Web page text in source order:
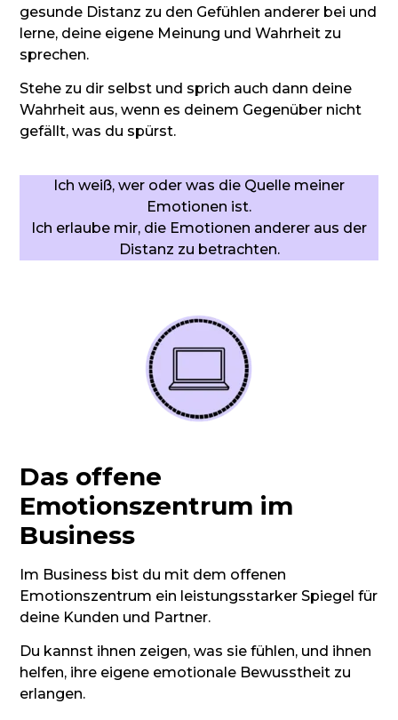
gesunde Distanz zu den Gefühlen anderer bei und
lerne, deine eigene Meinung und Wahrheit zu
sprechen.
Stehe zu dir selbst und sprich auch dann deine
Wahrheit aus, wenn es deinem Gegenüber nicht
gefällt, was du spürst.
Ich weiß, wer oder was die Quelle meiner
Emotionen ist.
Ich erlaube mir, die Emotionen anderer aus der
Distanz zu betrachten.
Das offene
Emotionszentrum im
Business
Im Business bist du mit dem offenen
Emotionszentrum ein leistungsstarker Spiegel für
deine Kunden und Partner.
Du kannst ihnen zeigen, was sie fühlen, und ihnen
helfen, ihre eigene emotionale Bewusstheit zu
erlangen.